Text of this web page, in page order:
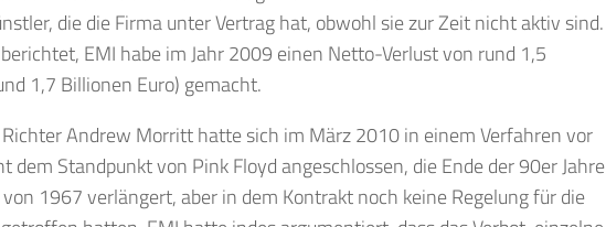
die die Firma unter Vertrag hat, obwohl sie zur Zeit nicht aktiv sind.
EMI habe im Jahr 2009 einen Netto-Verlust von rund 1,5
1,7 Billionen Euro) gemacht.
Andrew Morritt hatte sich im März 2010 in einem Verfahren vor
dem Standpunkt von Pink Floyd angeschlossen, die Ende der 90er Jahre
1967 verlängert, aber in dem Kontrakt noch keine Regelung für die